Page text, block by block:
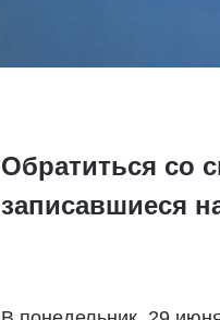
Обратиться со
записавшиеся